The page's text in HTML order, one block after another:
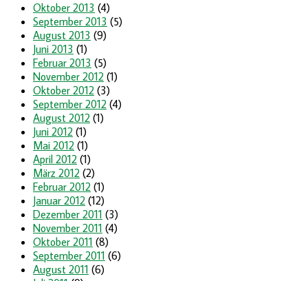
Oktober 2013 (4)
September 2013 (5)
August 2013 (9)
Juni 2013 (1)
Februar 2013 (5)
November 2012 (1)
Oktober 2012 (3)
September 2012 (4)
August 2012 (1)
Juni 2012 (1)
Mai 2012 (1)
April 2012 (1)
März 2012 (2)
Februar 2012 (1)
Januar 2012 (12)
Dezember 2011 (3)
November 2011 (4)
Oktober 2011 (8)
September 2011 (6)
August 2011 (6)